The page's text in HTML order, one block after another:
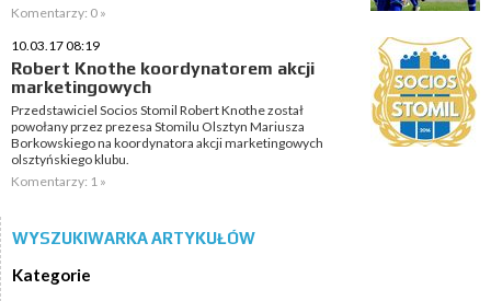
Komentarzy: 0 »
10.03.17 08:19
Robert Knothe koordynatorem akcji
marketingowych
Przedstawiciel Socios Stomil Robert Knothe został
powołany przez prezesa Stomilu Olsztyn Mariusza
Borkowskiego na koordynatora akcji marketingowych
olsztyńskiego klubu.
Komentarzy: 1 »
WYSZUKIWARKA ARTYKUŁÓW
Kategorie